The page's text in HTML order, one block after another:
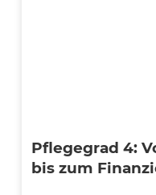
Pflegegrad 4:
bis zum